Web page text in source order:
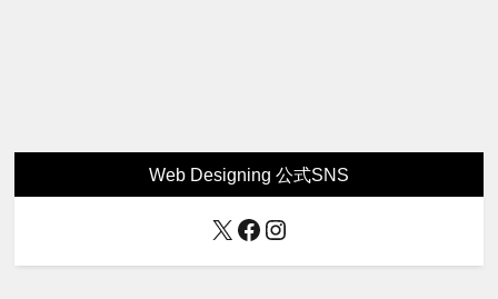
Web Designing 公式SNS
X Facebook
Instagram